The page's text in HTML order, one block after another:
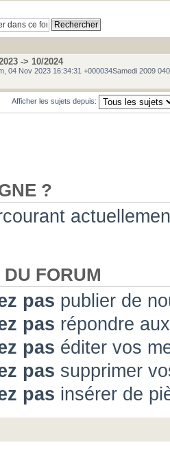
-> 10/2024
04 Nov 2023 16:34:31 +000034Samedi 2009
Afficher les sujets depuis:
?
FORUM
pas publier de
pas répondre
pas éditer vos
pas supprimer
pas insérer de